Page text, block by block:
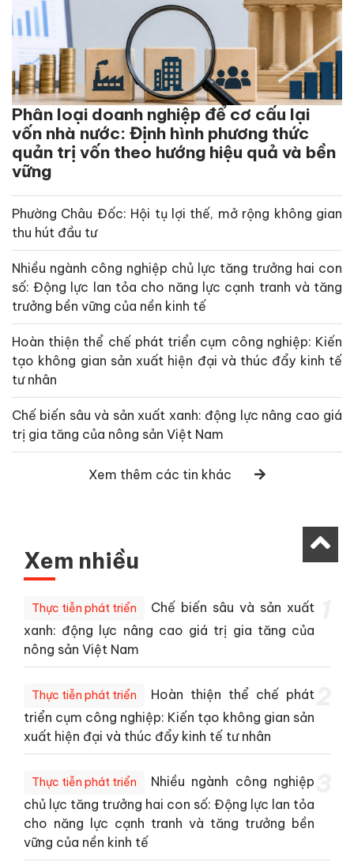
Phân loại doanh nghiệp để cơ cấu lại
vốn nhà nước: Định hình phương thức
quản trị vốn theo hướng hiệu quả và bền
vững
Phường Châu Đốc: Hội tụ lợi thế, mở rộng không gian
thu hút đầu tư
Nhiều ngành công nghiệp chủ lực tăng trưởng hai con
số: Động lực lan tỏa cho năng lực cạnh tranh và tăng
trưởng bền vững của nền kinh tế
Hoàn thiện thể chế phát triển cụm công nghiệp: Kiến
tạo không gian sản xuất hiện đại và thúc đẩy kinh tế
tư nhân
Chế biến sâu và sản xuất xanh: động lực nâng cao giá
trị gia tăng của nông sản Việt Nam
Xem thêm các tin khác
Xem nhiều
Thực tiễn phát triển
Chế biến sâu và sản xuất
xanh: động lực nâng cao giá trị gia tăng của
nông sản Việt Nam
Thực tiễn phát triển
Hoàn thiện thể chế phát
triển cụm công nghiệp: Kiến tạo không gian sản
xuất hiện đại và thúc đẩy kinh tế tư nhân
Thực tiễn phát triển
Nhiều ngành công nghiệp
chủ lực tăng trưởng hai con số: Động lực lan tỏa
cho năng lực cạnh tranh và tăng trưởng bền
vững của nền kinh tế